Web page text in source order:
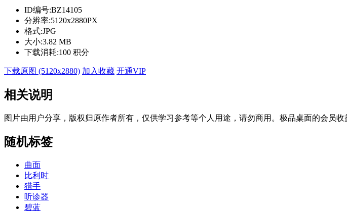
ID编号:BZ14105
分辨率:5120x2880PX
格式:JPG
大小:3.82 MB
下载消耗:100 积分
下载原图 (5120x2880) 加入收藏 开通VIP
相关说明
图片由用户分享，版权归原作者所有，仅供学习参考等个人用途，请勿商用。极品桌面的会员
随机标签
曲面
比利时
猎手
听诊器
碧蓝